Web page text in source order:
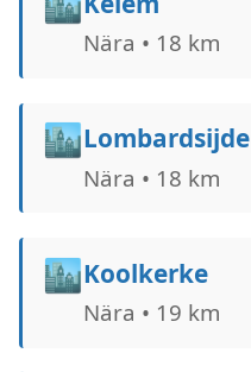
Nära • 18 km
🏙️Lombardsijde
Nära • 18 km
🏙️Koolkerke
Nära • 19 km